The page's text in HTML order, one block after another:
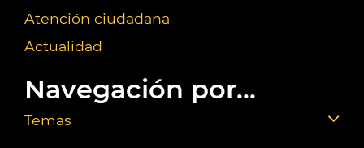
Atención ciudadana
Actualidad
Navegación por...
Temas